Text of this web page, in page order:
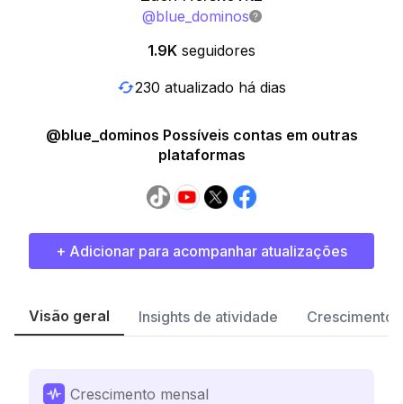
@blue_dominos
1.9K seguidores
230 atualizado há dias
@blue_dominos Possíveis contas em outras
plataformas
+ Adicionar para acompanhar atualizações
Visão geral Insights de atividade Crescimento
Crescimento mensal